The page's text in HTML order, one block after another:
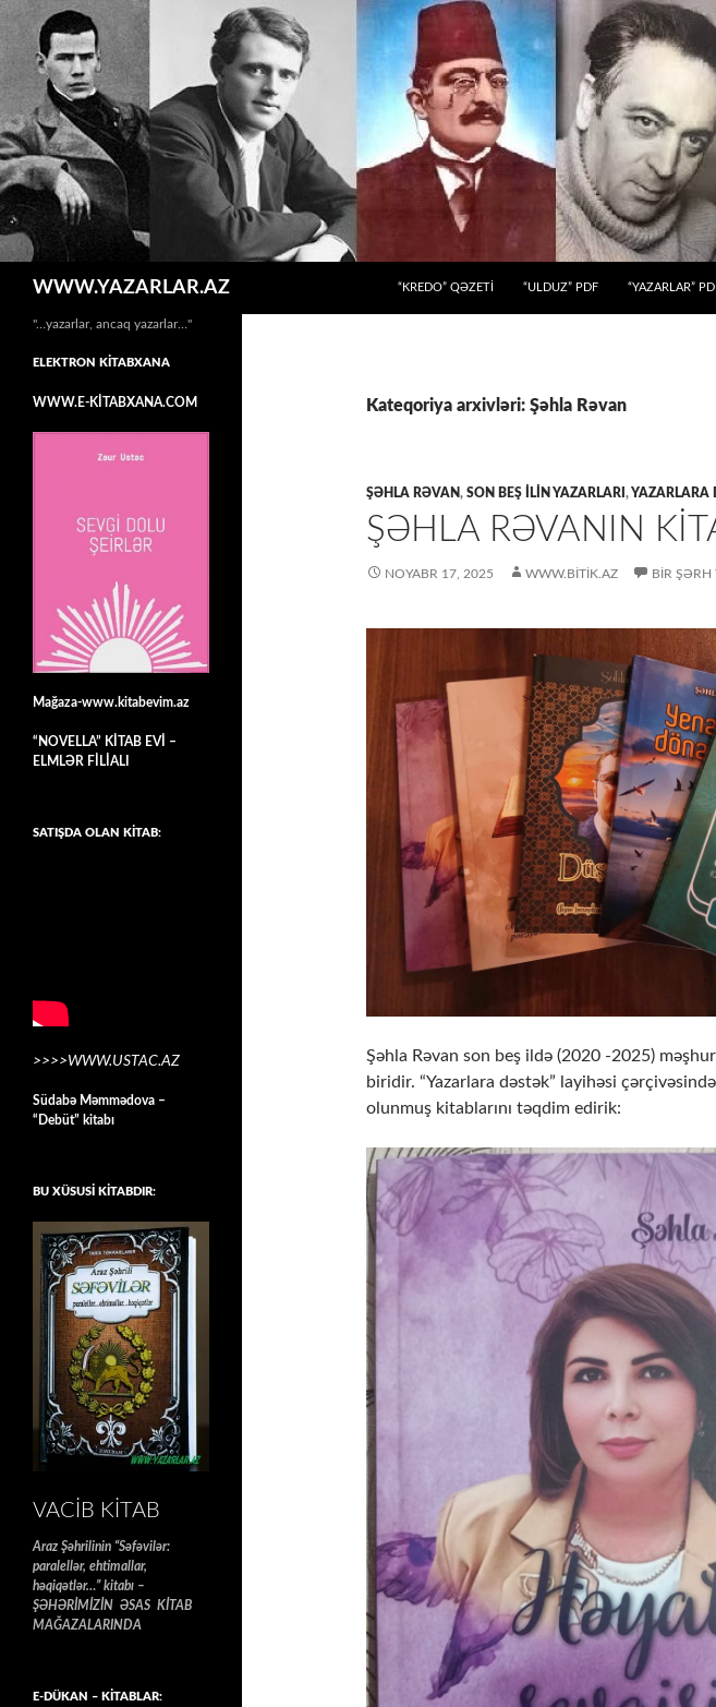
WWW.YAZARLAR.AZ
“KREDO” QƏZETİ
“ULDUZ” PDF “YAZARLAR”
Kateqoriya arxivləri: Şəhla Rəvan
ŞƏHLA RƏVAN, SON BEŞ ILIN YAZARLARI ,YAZARLARA
ŞƏHLA RƏVANIN
NOYABR 17, 2025 WWW.BITIK.AZ BIR ŞƏRH
Şəhla Rəvan son beş ildə (2020 -2025)
biridir. “Yazarlara dəstək” layihəsi
olunmuş kitablarını təqdim edirik:
"…yazarlar, ancaq yazarlar…"
ELEKTRON KİTABXANA
WWW.E-KİTABXANA.COM
Mağaza-www.kitabevim.az
“NOVELLA” KİTAB EVİ –
ELMLƏR FİLİALI
SATIŞDA OLAN KİTAB:
>>>>WWW.USTAC.AZ
Südabə Məmmədova –
“Debüt” kitabı
BU XÜSUSİ KİTABDIR:
VACIB KITAB
Araz Şəhrilinin “Səfəvilər:
paralellər, ehtimallar,
həqiqətlər…” kitabı –
ŞƏHƏRİMİZİN ƏSAS KİTAB
MAĞAZALARINDA
E-DÜKAN – KİTABLAR: